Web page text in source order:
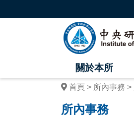
中
央
研
究
資
關於本所
首頁 所內事務
所內事務